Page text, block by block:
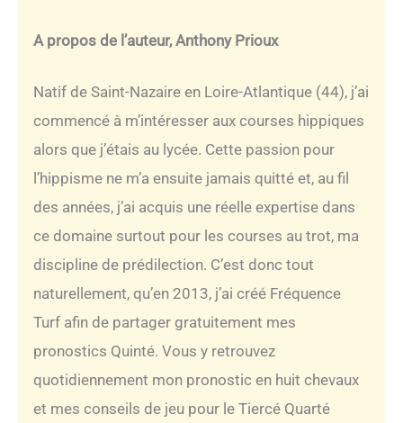
A propos de l’auteur, Anthony Prioux
Natif de Saint-Nazaire en Loire-Atlantique (44), j’ai
commencé à m’intéresser aux courses hippiques
alors que j’étais au lycée. Cette passion pour
l’hippisme ne m’a ensuite jamais quitté et, au fil
des années, j’ai acquis une réelle expertise dans
ce domaine surtout pour les courses au trot, ma
discipline de prédilection. C’est donc tout
naturellement, qu’en 2013, j’ai créé Fréquence
Turf afin de partager gratuitement mes
pronostics Quinté. Vous y retrouvez
quotidiennement mon pronostic en huit chevaux
et mes conseils de jeu pour le Tiercé Quarté